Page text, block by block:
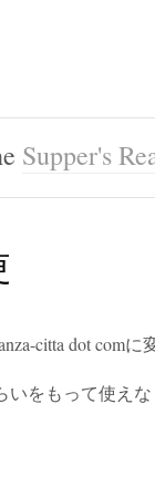
Supper's
citta dot com
いをもって使え